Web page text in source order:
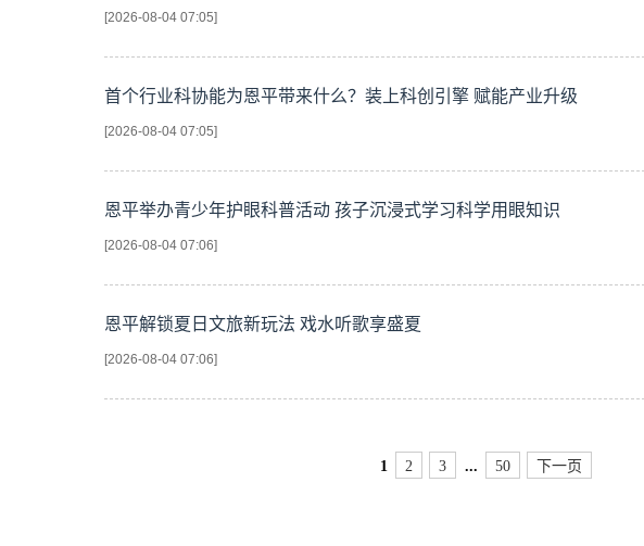
[2026-08-04 07:05]
首个行业科协能为恩平带来什么？装上科创引擎 赋能产业升级
[2026-08-04 07:05]
恩平举办青少年护眼科普活动 孩子沉浸式学习科学用眼知识
[2026-08-04 07:06]
恩平解锁夏日文旅新玩法 戏水听歌享盛夏
[2026-08-04 07:06]
1 2 3 ... 50 下一页